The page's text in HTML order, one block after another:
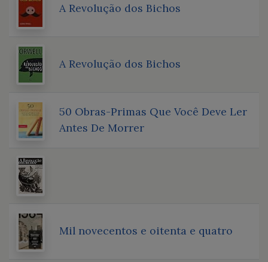
A Revolução dos Bichos
A Revolução dos Bichos
50 Obras-Primas Que Você Deve Ler
Antes De Morrer
Mil novecentos e oitenta e quatro